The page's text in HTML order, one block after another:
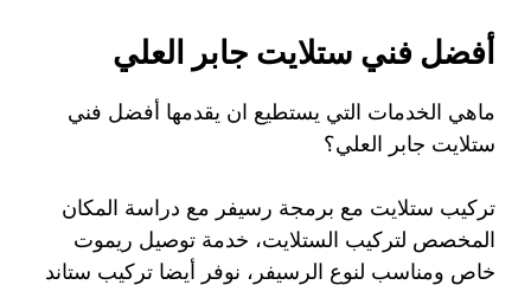
أفضل فني ستلايت جابر العلي
ماهي الخدمات التي يستطيع ان يقدمها أفضل فني
ستلايت جابر العلي؟
تركيب ستلايت مع برمجة رسيفر مع دراسة المكان
المخصص لتركيب الستلايت، خدمة توصيل ريموت
خاص ومناسب لنوع الرسيفر، نوفر أيضا تركيب ستاند